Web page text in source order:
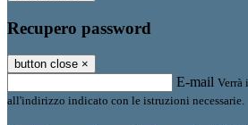
Recupero password
button close ×
E-mail Verrà
all'indirizzo indicato con le istruzioni necessarie.